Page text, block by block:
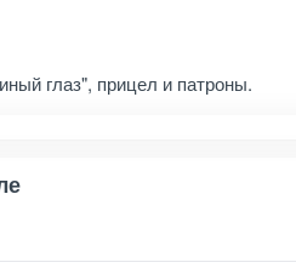
глаз", прицел и патроны.